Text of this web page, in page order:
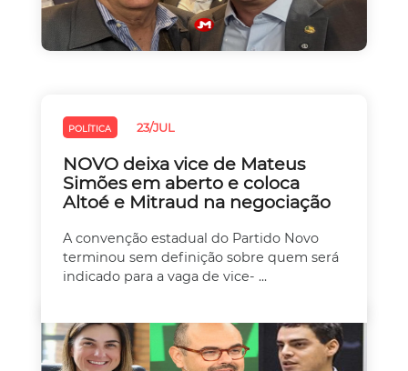
POLÍTICA 23/JUL
NOVO deixa vice de Mateus
Simões em aberto e coloca
Altoé e Mitraud na negociação
A convenção estadual do Partido Novo
terminou sem definição sobre quem será
indicado para a vaga de vice- ...